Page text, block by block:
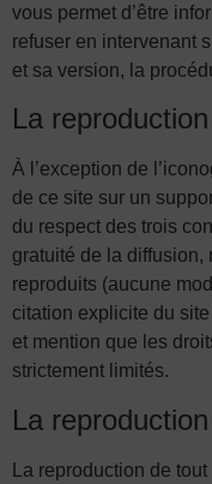
vous permet d’être
refuser en intervenant
et sa version, la
La
À l’exception de
de ce site sur un
du respect des trois
gratuité de la diffusion,
reproduits (aucune
citation explicite du
et mention que les
strictement limités.
La
La reproduction de